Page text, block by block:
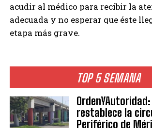
TOP 5 SEMANA
OrdenYAutoridad:
restablece la
Periférico de
acudir al médico para recibir la
adecuada y no esperar que éste
etapa más grave.